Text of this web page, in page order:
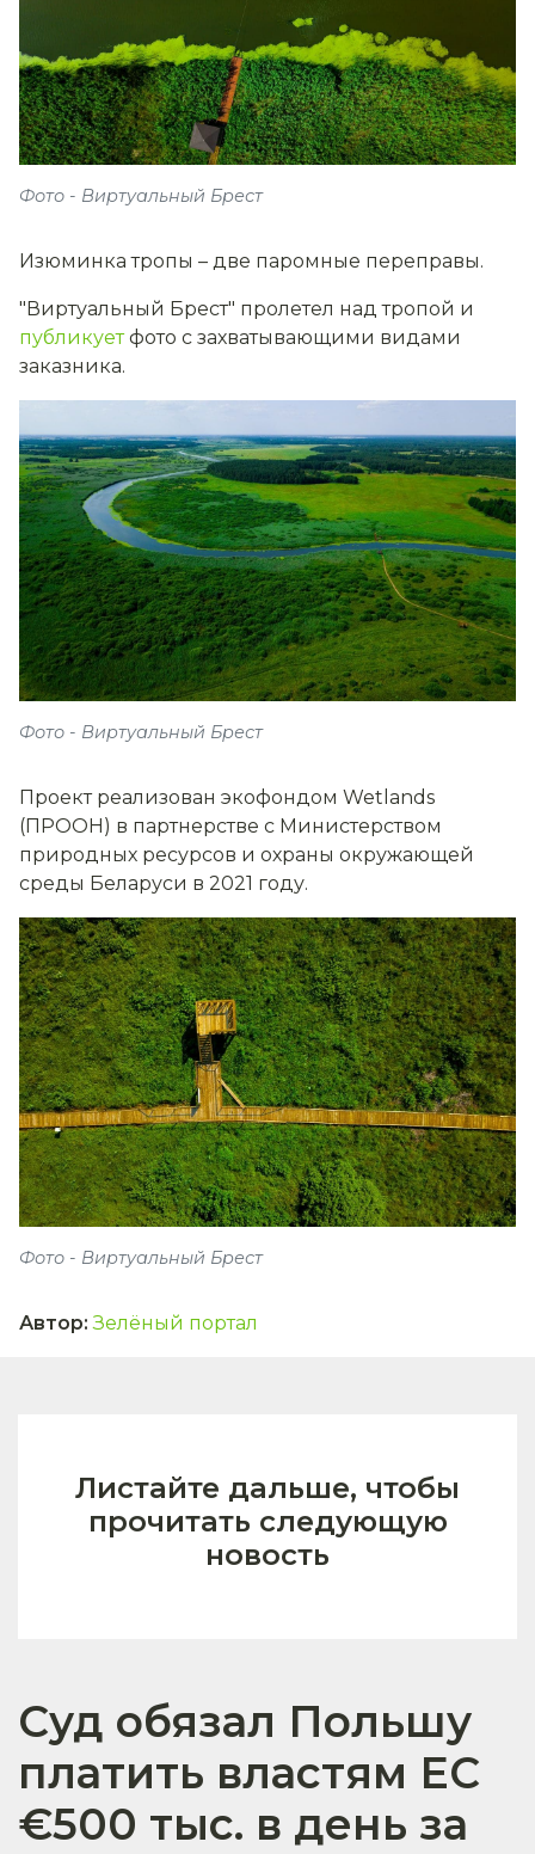
Фото - Виртуальный Брест
Изюминка тропы – две паромные переправы.
"Виртуальный Брест" пролетел над тропой и
публикуетфото с захватывающими видами
заказника.
Фото - Виртуальный Брест
Проект реализован экофондом Wetlands
(ПРООН) в партнерстве с Министерством
природных ресурсов и охраны окружающей
среды Беларуси в 2021 году.
Фото - Виртуальный Брест
Автор: Зелёный портал
Листайте дальше, чтобы
прочитать следующую
новость
Суд обязал Польшу
платить властям ЕС
€500 тыс. в день за